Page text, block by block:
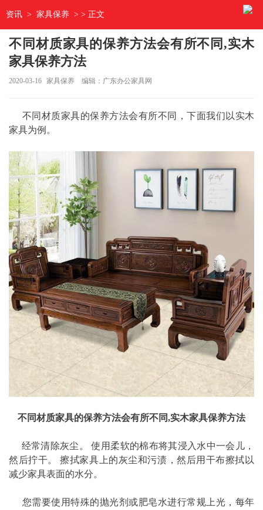
资讯 > 家具保养 > > 正文
不同材质家具的保养方法会有所不同,实木
家具保养方法
2020-03-16 家具保养 编辑：广东办公家具网
不同材质家具的保养方法会有所不同，下面我们以实木
家具为例。
不同材质家具的保养方法会有所不同,实木家具保养方法
经常清除灰尘。 使用柔软的棉布将其浸入水中一会儿，
然后拧干。 擦拭家具上的灰尘和污渍，然后用干布擦拭以
减少家具表面的水分。
您需要使用特殊的抛光剂或肥皂水进行常规上光，每年